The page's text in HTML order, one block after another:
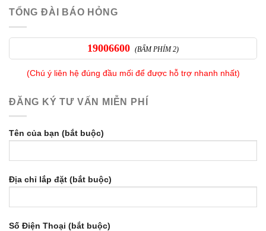
TỔNG ĐÀI BÁO HỎNG
19006600 (BẤM PHÍM 2)
(Chú ý liên hệ đúng đầu mối để được hỗ trợ nhanh nhất)
ĐĂNG KÝ TƯ VẤN MIỄN PHÍ
Tên của bạn (bắt buộc)
Địa chỉ lắp đặt (bắt buộc)
Số Điện Thoại (bắt buộc)